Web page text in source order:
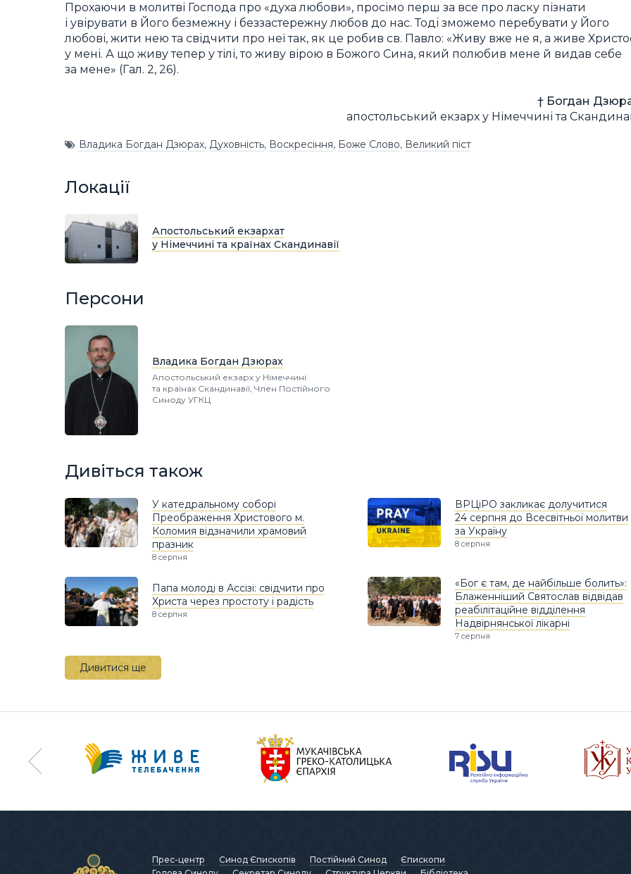
Прохаючи в молитві Господа про «духа любови», просімо перш за все про ласку пізнати
і увірувати в Його безмежну і беззастережну любов до нас. Тоді зможемо перебувати у Його
любові, жити нею та свідчити про неї так, як це робив св. Павло: «Живу вже не я, а живе
у мені. А що живу тепер у тілі, то живу вірою в Божого Сина, який полюбив мене й видав себе
за мене» (Гал. 2, 26).
† Богдан
апостольський екзарх у Німеччині та
Владика Богдан Дзюрах, Духовність, Воскресіння, Боже Слово, Великий піст
Локації
Апостольський екзархат
у Німеччині та країнах Скандинавії
Персони
Владика Богдан Дзюрах
Апостольський екзарх у Німеччині
та країнах Скандинавії, Член Постійного
Синоду УГКЦ
Дивіться також
У катедральному соборі
Преображення Христового м.
Коломия відзначили храмовий
празник
8 серпня
ВРЦіРО закликає долучитися
24 серпня до Всесвітньої молитви
за Україну
8 серпня
Папа молоді в Ассізі: свідчити про
Христа через простоту і радість
8 серпня
«Бог є там, де найбільше болить»:
Блаженніший Святослав відвідав
реабілітаційне відділення
Надвірнянської лікарні
7 серпня
Дивитися ще
Прес-центр Синод Єпископів Постійний Синод
Єпископи